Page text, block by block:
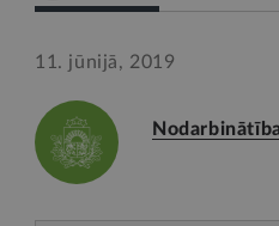
11. jūnijā, 2019